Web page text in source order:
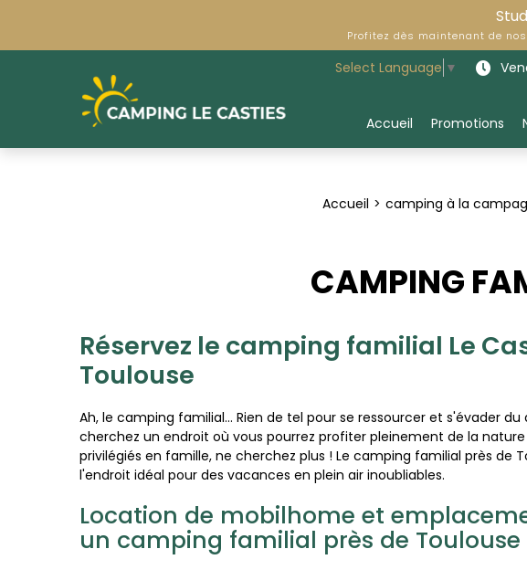
Profitez dès maintenant de
Select Language ▼
Accueil Promotions
Accueil camping à la
CAMPING
Réservez le camping familial Le
Toulouse
Ah, le camping familial... Rien de tel pour se ressourcer et s'évader du
cherchez un endroit où vous pourrez profiter pleinement de la
privilégiés en famille, ne cherchez plus ! Le camping familial près de
l'endroit idéal pour des vacances en plein air inoubliables.
Location de mobilhome et
un camping familial près de Toulouse